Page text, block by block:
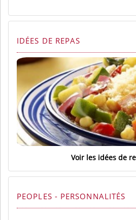
IDÉES DE REPAS
Voir les idées de
PEOPLES - PERSONNALITÉS